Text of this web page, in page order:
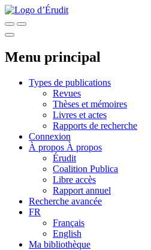
Menu principal
Types de publications
Revues
Thèses et mémoires
Livres et actes
Rapports de recherche
Connexion
À propos À propos
Érudit
Coalition Publica
Libre accès
Rapport annuel
Recherche avancée
FR
Français
English
Ma bibliothèque